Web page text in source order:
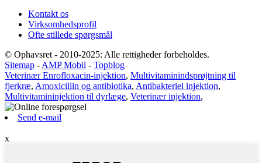
Kontakt os
Virksomhedsprofil
Ofte stillede spørgsmål
© Ophavsret - 2010-2025: Alle rettigheder forbeholdes.
Sitemap - AMP Mobil - Topblog
Veterinær Enrofloxacin-injektion, Multivitaminindsprøjtning til
fjerkræ, Amoxicillin og antibiotika, Antibakteriel injektion,
Multivitamininjektion til dyrlæge, Veterinær injektion,
Send e-mail
x